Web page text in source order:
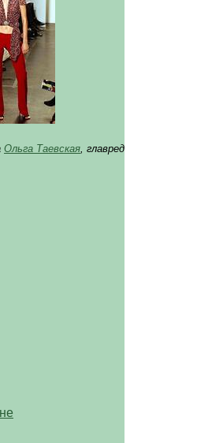
Ольга Таевская, главред